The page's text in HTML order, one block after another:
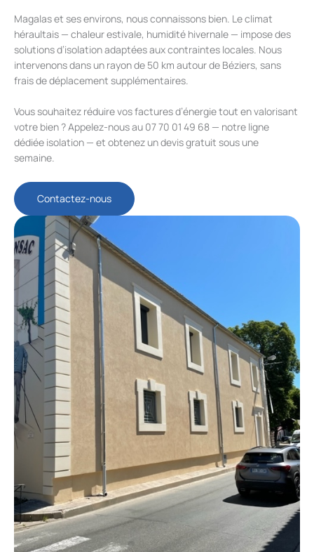
Magalas et ses environs, nous connaissons bien. Le climat
héraultais — chaleur estivale, humidité hivernale — impose des
solutions d’isolation adaptées aux contraintes locales. Nous
intervenons dans un rayon de 50 km autour de Béziers, sans
frais de déplacement supplémentaires.
Vous souhaitez réduire vos factures d’énergie tout en valorisant
votre bien ? Appelez-nous au 07 70 01 49 68 — notre ligne
dédiée isolation — et obtenez un devis gratuit sous une
semaine.
Contactez-nous